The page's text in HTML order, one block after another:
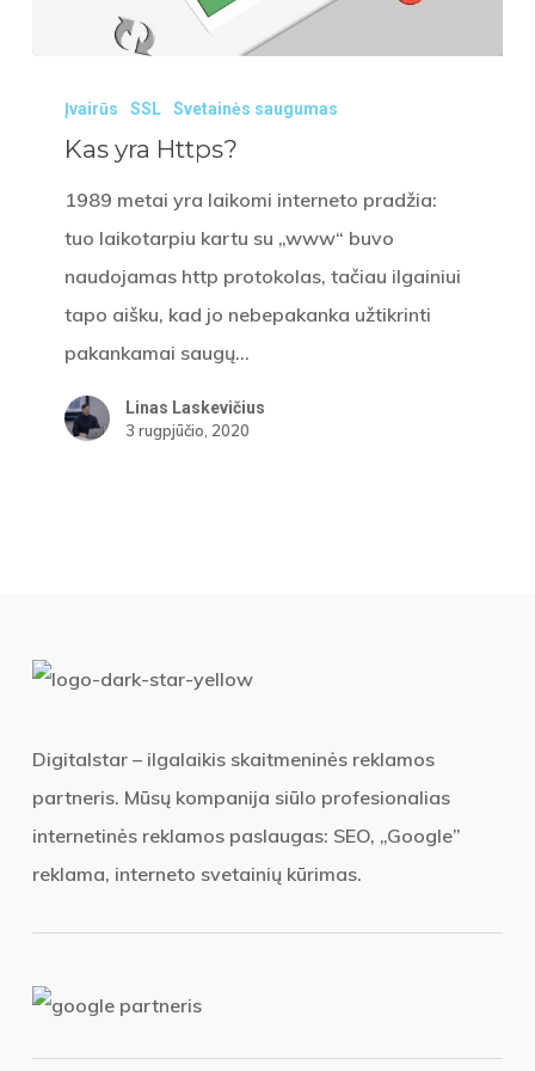
Https?
Įvairūs SSL Svetainės saugumas
Kas yra Https?
1989 metai yra laikomi interneto pradžia:
tuo laikotarpiu kartu su „www“ buvo
naudojamas http protokolas, tačiau ilgainiui
tapo aišku, kad jo nebepakanka užtikrinti
pakankamai saugų…
Linas Laskevičius
3 rugpjūčio, 2020
Digitalstar – ilgalaikis skaitmeninės reklamos
partneris. Mūsų kompanija siūlo profesionalias
internetinės reklamos paslaugas: SEO, „Google”
reklama, interneto svetainių kūrimas.